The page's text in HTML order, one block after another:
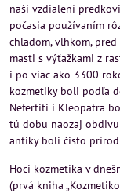
naši vzdialení
počasia používaním
chladom, vlhkom,
masti s výťažkami z
i po viac ako 3300
kozmetiky boli podľa
Nefertiti i Kleopatra
tú dobu naozaj
antiky boli čisto
Hoci kozmetika v
(prvá kniha